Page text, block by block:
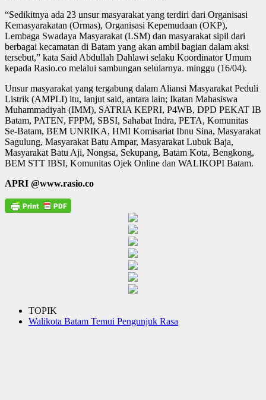
“Sedikitnya ada 23 unsur masyarakat yang terdiri dari Organisasi
Kemasyarakatan (Ormas), Organisasi Kepemudaan (OKP),
Lembaga Swadaya Masyarakat (LSM) dan masyarakat sipil dari
berbagai kecamatan di Batam yang akan ambil bagian dalam aksi
tersebut,” kata Said Abdullah Dahlawi selaku Koordinator Umum
kepada Rasio.co melalui sambungan selularnya. minggu (16/04).
Unsur masyarakat yang tergabung dalam Aliansi Masyarakat Peduli
Listrik (AMPLI) itu, lanjut said, antara lain; Ikatan Mahasiswa
Muhammadiyah (IMM), SATRIA KEPRI, P4WB, DPD PEKAT IB
Batam, PATEN, FPPM, SBSI, Sahabat Indra, PETA, Komunitas
Se-Batam, BEM UNRIKA, HMI Komisariat Ibnu Sina, Masyarakat
Sagulung, Masyarakat Batu Ampar, Masyarakat Lubuk Baja,
Masyarakat Batu Aji, Nongsa, Sekupang, Batam Kota, Bengkong,
BEM STT IBSI, Komunitas Ojek Online dan WALIKOPI Batam.
APRI @www.rasio.co
TOPIK
Walikota Batam Temui Pengunjuk Rasa